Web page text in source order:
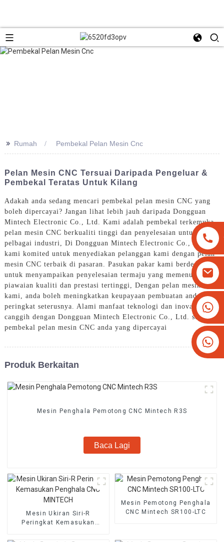
+8613825779334
+16266628193
>> Rumah Pembekal Pelan Mesin Cnc
Pelan Mesin CNC Tersuai Daripada Pengeluar &
Pembekal Teratas Untuk Kilang
Adakah anda sedang mencari pembekal pelan mesin CNC yang
boleh dipercayai? Jangan lihat lebih jauh daripada Dongguan
Mintech Electronic Co., Ltd. Kami adalah pembekal terkemuka
pelan mesin CNC berkualiti tinggi dan penyelesaian untuk
pelbagai industri, Di Dongguan Mintech Electronic Co., Ltd.,
kami komited untuk menyediakan pelanggan kami dengan pelan
mesin CNC terbaik di pasaran. Pasukan pakar kami berdedikasi
untuk menyampaikan penyelesaian termaju yang memenuhi
piawaian kualiti dan prestasi tertinggi, Dengan pelan mesin CNC
kami, anda boleh meningkatkan keupayaan pembuatan anda ke
peringkat seterusnya. Alami manfaat teknologi dan inovasi
canggih dengan Dongguan Mintech Electronic Co., Ltd. sebagai
pembekal pelan mesin CNC anda yang dipercayai
Produk Berkaitan
Mesin Penghala Pemotong CNC Mintech R3S
Baca Lagi
Mesin Ukiran Siri-R
Peringkat Kemasukan
Mesin Pemotong Penghala
CNC Mintech SR100-LTC